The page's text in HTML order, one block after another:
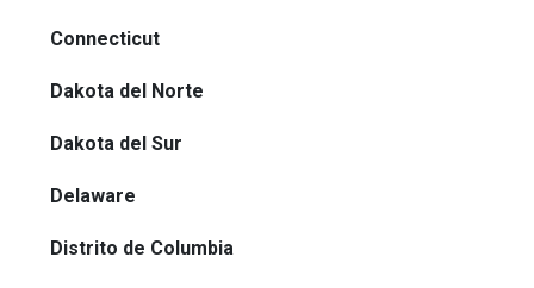
Connecticut
Dakota del Norte
Dakota del Sur
Delaware
Distrito de Columbia